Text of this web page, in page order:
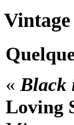
« Black
Loving